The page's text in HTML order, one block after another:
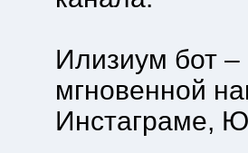
Илизиум бот
мгновенной
Инстаграме,